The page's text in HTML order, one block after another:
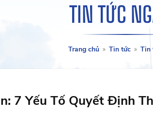
TIN TỨC
Trang chủ Tin tức Tin
7 Yếu Tố Quyết Định